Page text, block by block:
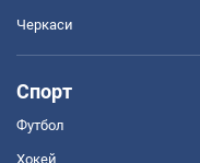
Черкаси
Спорт
Футбол
Хокей